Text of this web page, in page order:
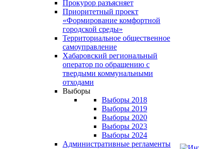
Прокурор разъясняет
Приоритетный проект
«Формирование комфортной
городской среды»
Территориальное общественное
самоуправление
Хабаровский региональный
оператор по обращению с
твердыми коммунальными
отходами
Выборы
Выборы 2018
Выборы 2019
Выборы 2020
Выборы 2023
Выборы 2024
Административные регламенты